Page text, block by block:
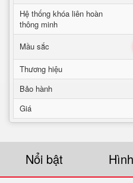
Hệ thống khóa liên hoàn
thông minh
Mầu sắc
Thương hiệu
Bảo hành
Giá
Nổi bật